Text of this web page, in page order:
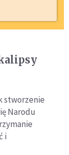
stworzenie
Narodu
i